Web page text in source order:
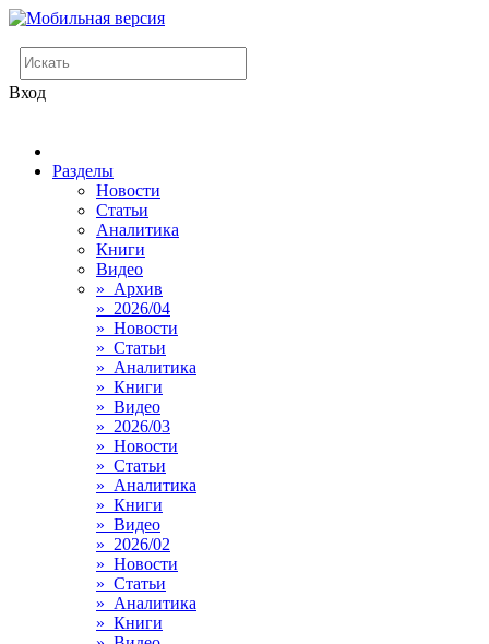
Вход
Разделы
Новости
Статьи
Аналитика
Книги
Видео
» Архив
» 2026/04
» Новости
» Статьи
» Аналитика
» Книги
» Видео
» 2026/03
» Новости
» Статьи
» Аналитика
» Книги
» Видео
» 2026/02
» Новости
» Статьи
» Аналитика
» Книги